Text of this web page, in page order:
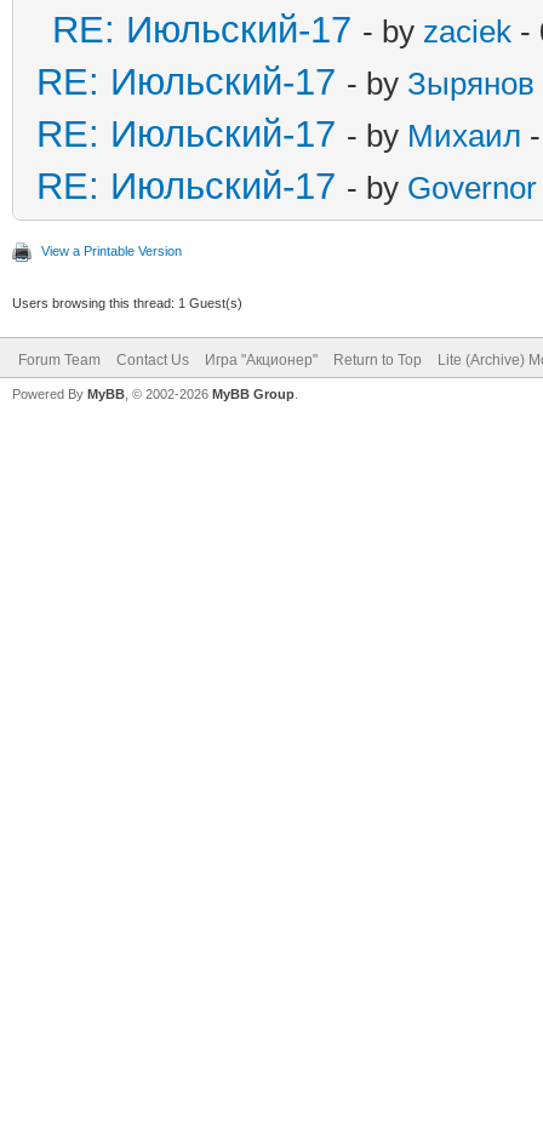
RE: Июльский-17 - by zaciek -
RE: Июльский-17 - by Зырянов
RE: Июльский-17 - by Михаил
RE: Июльский-17 - by Governor
View a Printable Version
Users browsing this thread: 1 Guest(s)
Forum Team Contact Us Игра "Акционер" Return to Top Lite (Archive)
Powered By MyBB , © 2002-2026 MyBB Group